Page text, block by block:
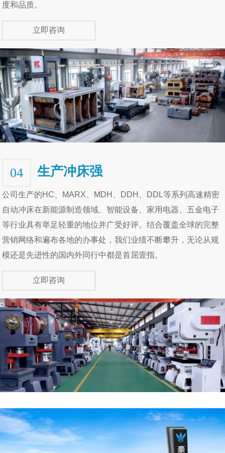
度和品质。
立即咨询
04 生产冲床强
公司生产的HC、MARX、MDH、DDH、DDL等系列高速精密
自动冲床在新能源制造领域、智能设备、家用电器、五金电子
等行业具有举足轻重的地位并广受好评。结合覆盖全球的完整
营销网络和遍布各地的办事处，我们业绩不断攀升，无论从规
模还是先进性的国内外同行中都是首屈壹指。
立即咨询